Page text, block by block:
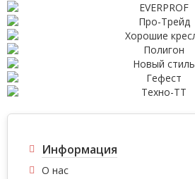
Информация
О нас